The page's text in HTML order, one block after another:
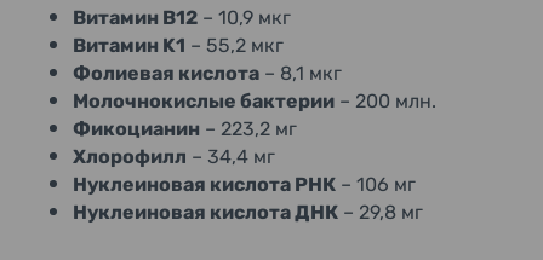
Витамин B12 – 10,9 мкг
Витамин K1 – 55,2 мкг
Фолиевая кислота – 8,1 мкг
Молочнокислые бактерии – 200 млн.
Фикоцианин – 223,2 мг
Хлорофилл – 34,4 мг
Нуклеиновая кислота РНК – 106 мг
Нуклеиновая кислота ДНК – 29,8 мг